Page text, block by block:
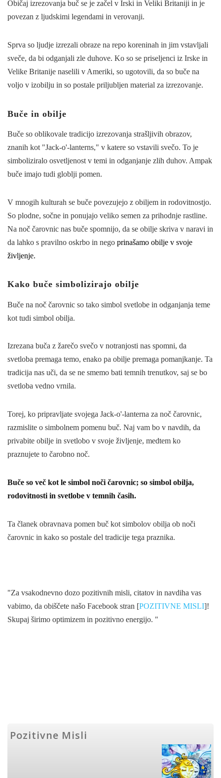
Običaj izrezovanja buč se je začel v Irski in Veliki Britaniji in je
povezan z ljudskimi legendami in verovanji.
Sprva so ljudje izrezali obraze na repo koreninah in jim vstavljali
sveče, da bi odganjali zle duhove. Ko so se priseljenci iz Irske in
Velike Britanije naselili v Ameriki, so ugotovili, da so buče na
voljo v izobilju in so postale priljubljen material za izrezovanje.
Buče in obilje
Buče so oblikovale tradicijo izrezovanja strašljivih obrazov,
znanih kot "Jack-o'-lanterns," v katere so vstavili svečo. To je
simboliziralo osvetljenost v temi in odganjanje zlih duhov. Ampak
buče imajo tudi globlji pomen.
V mnogih kulturah se buče povezujejo z obiljem in rodovitnostjo.
So plodne, sočne in ponujajo veliko semen za prihodnje rastline.
Na noč čarovnic nas buče spomnijo, da se obilje skriva v naravi in
da lahko s pravilno oskrbo in nego prinašamo obilje v svoje
življenje.
Kako buče simbolizirajo obilje
Buče na noč čarovnic so tako simbol svetlobe in odganjanja teme
kot tudi simbol obilja.
Izrezana buča z žarečo svečo v notranjosti nas spomni, da
svetloba premaga temo, enako pa obilje premaga pomanjkanje. Ta
tradicija nas uči, da se ne smemo bati temnih trenutkov, saj se bo
svetloba vedno vrnila.
Torej, ko pripravljate svojega Jack-o'-lanterna za noč čarovnic,
razmislite o simbolnem pomenu buč. Naj vam bo v navdih, da
privabite obilje in svetlobo v svoje življenje, medtem ko
praznujete to čarobno noč.
Buče so več kot le simbol noči čarovnic; so simbol obilja,
rodovitnosti in svetlobe v temnih časih.
Ta članek obravnava pomen buč kot simbolov obilja ob noči
čarovnic in kako so postale del tradicije tega praznika.
"Za vsakodnevno dozo pozitivnih misli, citatov in navdiha vas
vabimo, da obiščete našo Facebook stran [POZITIVNE MISLI]!
Skupaj širimo optimizem in pozitivno energijo. "
Pozitivne Misli